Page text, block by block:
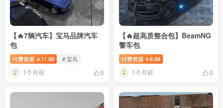
【🔥7辆汽车】宝马品牌汽车
包
付费资源 ￥ 11.88 # 宝马
1个月前 0
【🔥超高质整合包】BeamNG
警车包
付费资源 ￥8.88
1个月前 0